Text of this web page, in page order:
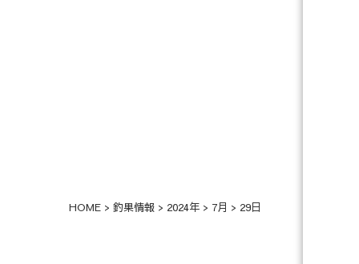
HOME > 釣果情報 > 2024年 > 7月 > 29日